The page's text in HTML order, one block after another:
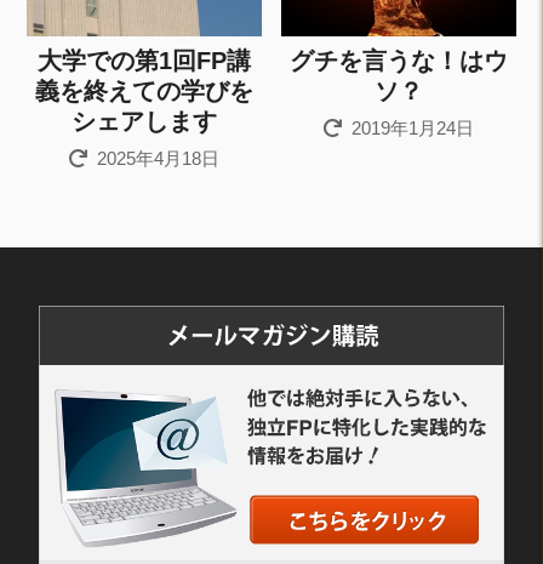
大学での第1回FP講
義を終えての学びを
シェアします
2025年4月18日
グチを言うな！はウ
ソ？
2019年1月24日